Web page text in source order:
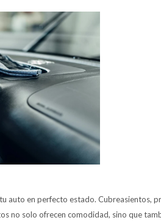
auto en perfecto estado. Cubreasientos,
no solo ofrecen comodidad, sino que